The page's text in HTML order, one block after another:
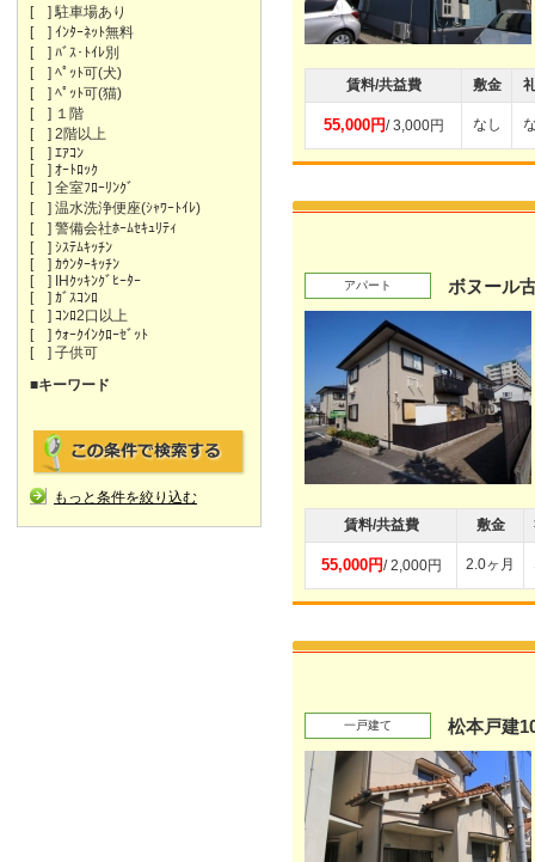
[ ] 駐車場あり
[ ] ｲﾝﾀｰﾈｯﾄ無料
[ ] ﾊﾞｽ･ﾄｲﾚ別
[ ] ﾍﾟｯﾄ可(犬)
[ ] ﾍﾟｯﾄ可(猫)
[ ] １階
[ ] 2階以上
[ ] ｴｱｺﾝ
[ ] ｵｰﾄﾛｯｸ
[ ] 全室ﾌﾛｰﾘﾝｸﾞ
[ ] 温水洗浄便座(ｼｬﾜｰﾄｲﾚ)
[ ] 警備会社ﾎｰﾑｾｷｭﾘﾃｨ
[ ] ｼｽﾃﾑｷｯﾁﾝ
[ ] ｶｳﾝﾀｰｷｯﾁﾝ
[ ] IHｸｯｷﾝｸﾞﾋｰﾀｰ
[ ] ｶﾞｽｺﾝﾛ
[ ] ｺﾝﾛ2口以上
[ ] ｳｫｰｸｲﾝｸﾛｰｾﾞｯﾄ
[ ] 子供可
■キーワード
もっと条件を絞り込む
賃料/共益費 敷金
55,000円/ 3,000円 なし
アパート ボヌール
賃料/共益費 敷金
55,000円/ 2,000円 2.0ヶ月
一戸建て 松本戸建